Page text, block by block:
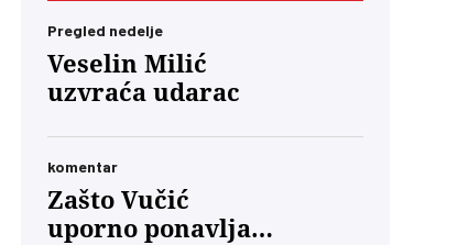
Pregled nedelje
Veselin Milić
uzvraća udarac
komentar
Zašto Vučić
uporno ponavlja